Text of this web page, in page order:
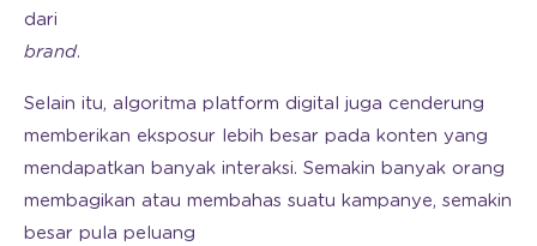
dari
brand.
Selain itu, algoritma platform digital juga cenderung
memberikan eksposur lebih besar pada konten yang
mendapatkan banyak interaksi. Semakin banyak orang
membagikan atau membahas suatu kampanye, semakin
besar pula peluang